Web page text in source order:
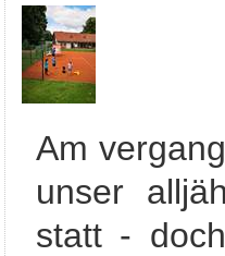
Am
unser
statt -